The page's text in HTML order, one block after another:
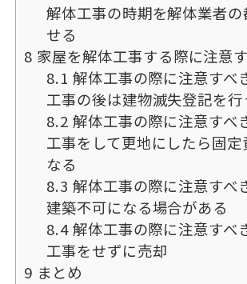
解体工事の時期を解体業者
せる
8 家屋を解体工事する際に注意
8.1 解体工事の際に注意すべ
工事の後は建物滅失登記を行
8.2 解体工事の際に注意すべ
工事をして更地にしたら固定
なる
8.3 解体工事の際に注意すべ
建築不可になる場合がある
8.4解体工事の際に注意すべ
工事をせずに売却
9 まとめ